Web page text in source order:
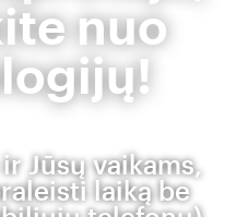
nuo
Jūsų vaikams,
laiką be